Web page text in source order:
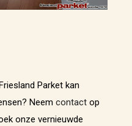
Parket kan
Neem contact op
onze vernieuwde